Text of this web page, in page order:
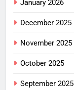
January 2026
December 2025
November 2025
October 2025
September 2025